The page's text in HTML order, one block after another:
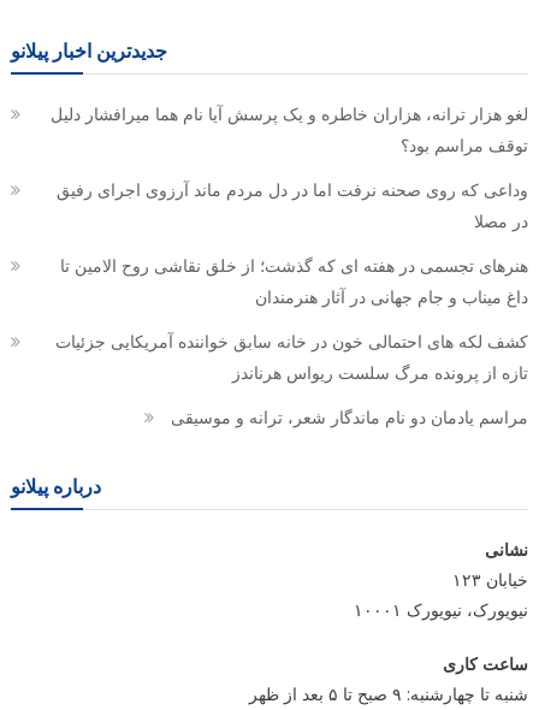
جدیدترین اخبار پیلانو
لغو هزار ترانه، هزاران خاطره و یک پرسش آیا نام هما میرافشار دلیل
توقف مراسم بود؟
وداعی که روی صحنه نرفت اما در دل مردم ماند آرزوی اجرای رفیق
در مصلا
هنرهای تجسمی در هفته ای که گذشت؛ از خلق نقاشی روح الامین تا
داغ میناب و جام جهانی در آثار هنرمندان
کشف لکه های احتمالی خون در خانه سابق خواننده آمریکایی جزئیات
تازه از پرونده مرگ سلست ریواس هرناندز
مراسم یادمان دو نام ماندگار شعر، ترانه و موسیقی
درباره پیلانو
نشانی
خیابان ۱۲۳
نیویورک، نیویورک ۱۰۰۰۱
ساعت کاری
شنبه تا چهارشنبه: ۹ صبح تا ۵ بعد از ظهر